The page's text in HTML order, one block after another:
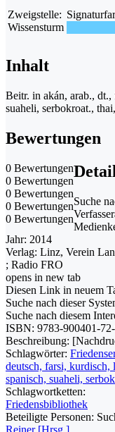
Zweigstelle:
Wissensturm
Inhalt
Beitr. in akán, arab.,
suaheli, serbokroat.,
Bewertungen
0 Bewertungen
0 Bewertungen
0 Bewertungen
0 Bewertungen
0 Bewertungen
Suche
Jahr: 2014
Verlag: Linz, Verein
; Radio FRO
opens in new tab
Diesen Link in neuem
Suche nach dieser
Suche nach diesem
ISBN: 9783-900401-
Beschreibung:
Schlagwörter:
deutsch, farsi, kurdisch,
spanisch, suaheli,
Schlagwortketten:
Friedensbibliothek
Beteiligte Personen:
Reiner [Hrsg.]